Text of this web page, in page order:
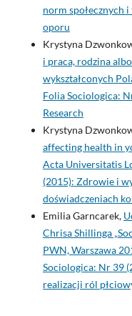
norm społecznych
oporu
Krystyna
i praca, rodzina
wykształconych
Folia Sociologica:
Research
Krystyna
affecting health in
Acta Universitatis
(2015): Zdrowie i
doświadczeniach
Emilia Garncarek,
Chrisa Shillinga
PWN, Warszawa
Sociologica: Nr 39
realizacji ról